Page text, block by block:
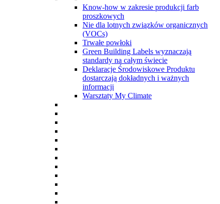
Know-how w zakresie produkcji farb
proszkowych
Nie dla lotnych związków organicznych
(VOCs)
Trwałe powłoki
Green Building Labels wyznaczają
standardy na całym świecie
Deklaracje Środowiskowe Produktu
dostarczają dokładnych i ważnych
informacji
Warsztaty My Climate